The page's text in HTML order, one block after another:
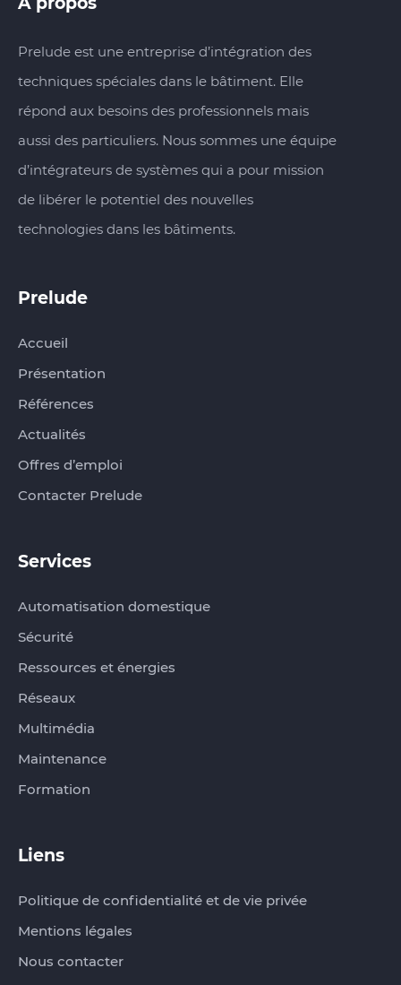
Prelude est une entreprise d’intégration des
techniques spéciales dans le bâtiment. Elle
répond aux besoins des professionnels mais
aussi des particuliers. Nous sommes une équipe
d’intégrateurs de systèmes qui a pour mission
de libérer le potentiel des nouvelles
technologies dans les bâtiments.
Accueil
Présentation
Références
Actualités
Offres d’emploi
Contacter Prelude
Services
Automatisation domestique
Sécurité
Ressources et énergies
Réseaux
Multimédia
Maintenance
Formation
Liens
Politique de confidentialité et de vie privée
Mentions légales
Nous contacter